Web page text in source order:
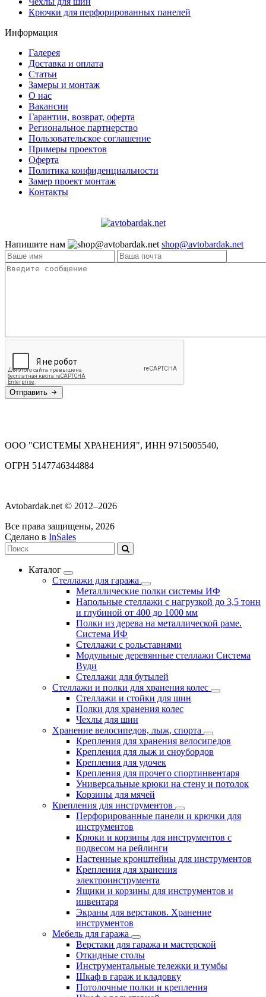
Крючки для перфорированных панелей
Информация
Галерея
Доставка и оплата
Статьи
Замеры и монтаж
О нас
Вакансии
Гарантии, возврат, оферта
Региональное партнерство
Пользовательское соглашение
Примеры проектов
Оферта
Политика конфиденциальности
Замер проект монтаж
Контакты
Напишите нам shop@avtobardak.net
Отправить
ООО "СИСТЕМЫ ХРАНЕНИЯ", ИНН 9715005540,
ОГРН 5147746344884
Avtobardak.net © 2012–2026
Все права защищены, 2026
Сделано в InSales
Каталог
Стеллажи для гаража
Металлические полки системы ИФ
Напольные стеллажи с нагрузкой до 3,5 тонн
и глубиной от 400 до 1000 мм
Полки из дерева на металлической раме.
Система ИФ
Стеллажи с рольставнями
Модульные деревянные стеллажи Система
Вуди
Стеллажи для бутылей
Стеллажи и полки для хранения колес
Стеллажи и стойки для шин
Полки для хранения колес
Чехлы для шин
Хранение велосипедов, лыж, спорта
Крепления для хранения велосипедов
Крепления для лыж и сноубордов
Крепления для удочек
Крепления для прочего спортинвентаря
Универсальные крюки на стену и потолок
Корзины для мячей
Крепления для инструментов
Перфорированные панели и крючки для
инструментов
Крюки и корзины для инструментов с
подвесом на рейлинги
Настенные кронштейны для инструментов
Крепления для хранения
электроинструмента
Ящики и корзины для инструментов и
инвентаря
Экраны для верстаков. Хранение
инструментов
Мебель для гаража
Верстаки для гаража и мастерской
Откидные столы
Инструментальные тележки и тумбы
Шкаф в гараж и кладовку
Потолочные полки и крепления